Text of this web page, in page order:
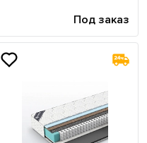
Под заказ